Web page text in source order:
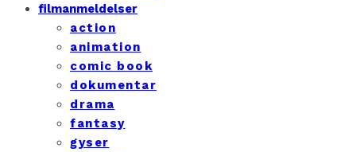
filmanmeldelser
action
animation
comic book
dokumentar
drama
fantasy
gyser